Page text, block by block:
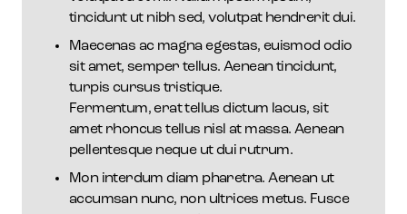
tincidunt ut nibh sed, volutpat hendrerit dui.
Maecenas ac magna egestas, euismod odio
sit amet, semper tellus. Aenean tincidunt,
turpis cursus tristique.
Fermentum, erat tellus dictum lacus, sit
amet rhoncus tellus nisl at massa. Aenean
pellentesque neque ut dui rutrum.
Mon interdum diam pharetra. Aenean ut
accumsan nunc, non ultrices metus. Fusce